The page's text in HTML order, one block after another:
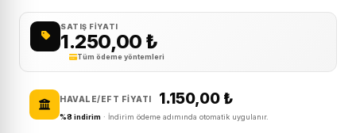
SATIŞ FIYATI
1.250,00 ₺
Tüm ödeme yöntemleri
HAVALE/EFT FIYATI 1.150,00 ₺
%8 indirim · İndirim ödeme adımında otomatik uygulanır.